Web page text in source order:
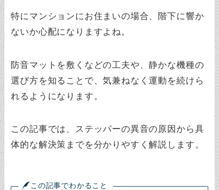
特にマンションにお住まいの場合、階下に響か
ないか心配になりますよね。
防音マットを敷くなどの工夫や、静かな機種の
選び方を知ることで、気兼ねなく運動を続けら
れるようになります。
この記事では、ステッパーの異音の原因から具
体的な解決策までを分かりやすく解説します。
この記事でわかること